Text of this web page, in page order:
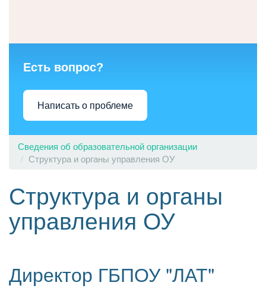
Есть вопрос?
Написать о проблеме
Сведения об образовательной организации
Структура и органы управления ОУ
Структура и органы
управления ОУ
Директор ГБПОУ "ЛАТ"